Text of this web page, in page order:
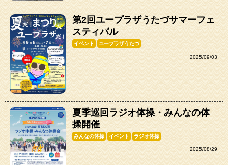
第2回ユープラザうたづサマーフェ
スティバル
イベント ユープラザうたづ
2025/09/03
夏季巡回ラジオ体操・みんなの体
操開催
みんなの体操 イベント ラジオ体操
2025/08/29